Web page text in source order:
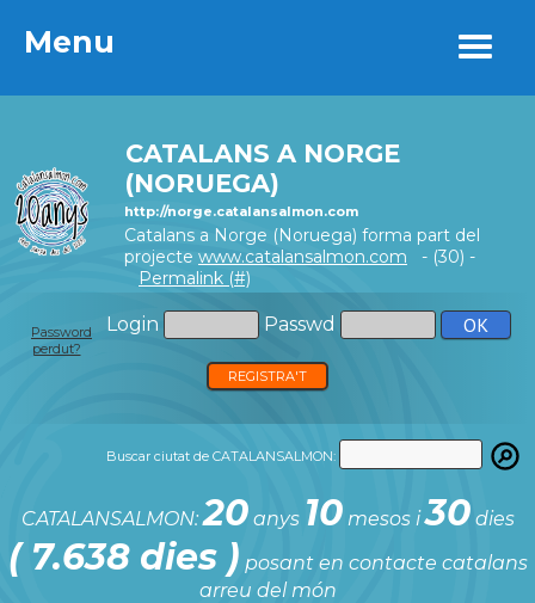
Menu
CATALANS A NORGE
(NORUEGA)
http://norge.catalansalmon.com
Catalans a Norge (Noruega) forma part del
projecte www.catalansalmon.com - (30) -
Permalink (#)
Login Passwd
Password
perdut?
REGISTRA'T
Buscar ciutat de CATALANSALMON:
CATALANSALMON:20anys 10mesos i30dies
( 7.638 dies ) posant en contacte catalans
arreu del món
Menu